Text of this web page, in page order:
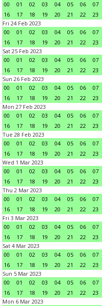
00
01 02 03 04 05 06 07
16
17 18 19 20 21 22
23
Fri 24 Feb 2023
00
01 02 03 04 05 06 07
16
17 18 19 20 21 22
23
Sat 25 Feb 2023
00
01 02 03 04 05 06 07
16
17 18 19 20 21 22
23
Sun 26 Feb 2023
00
01 02 03 04 05 06 07
16
17 18 19 20 21 22
23
Mon 27 Feb 2023
00
01 02 03 04 05 06 07
16
17 18 19 20 21 22
23
Tue 28 Feb 2023
00
01 02 03 04 05 06 07
16
17 18 19 20 21 22
23
Wed 1 Mar 2023
00
01 02 03 04 05 06 07
16
17 18 19 20 21 22
23
Thu 2 Mar 2023
00
01 02 03 04 05 06 07
16
17 18 19 20 21 22
23
Fri 3 Mar 2023
00
01 02 03 04 05 06 07
16
17 18 19 20 21 22
23
Sat 4 Mar 2023
00
01 02 03 04 05 06 07
16
17 18 19 20 21 22
23
Sun 5 Mar 2023
00
01 02 03 04 05 06 07
16
17 18 19 20 21 22
23
Mon 6 Mar 2023